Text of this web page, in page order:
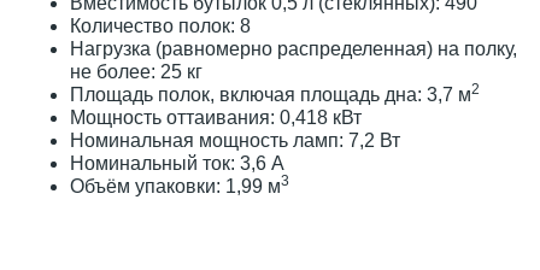
Количество полок: 8
Нагрузка (равномерно распределенная) на полку,
не более: 25 кг
Площадь полок, включая площадь дна: 3,7 м2
Мощность оттаивания: 0,418 кВт
Номинальная мощность ламп: 7,2 Вт
Номинальный ток: 3,6 A
Объём упаковки: 1,99 м3